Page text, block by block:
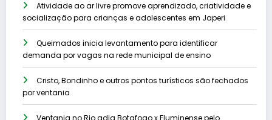
Atividade ao ar livre promove aprendizado, criatividade e
socialização para crianças e adolescentes em Japeri
Queimados inicia levantamento para identificar
demanda por vagas na rede municipal de ensino
Cristo, Bondinho e outros pontos turísticos são fechados
por ventania